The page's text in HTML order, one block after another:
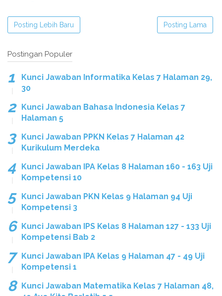
Posting Lebih Baru Posting Lama
Postingan Populer
Kunci Jawaban Informatika Kelas 7 Halaman 29,
30
Kunci Jawaban Bahasa Indonesia Kelas 7
Halaman 5
Kunci Jawaban PPKN Kelas 7 Halaman 42
Kurikulum Merdeka
Kunci Jawaban IPA Kelas 8 Halaman 160 - 163 Uji
Kompetensi 10
Kunci Jawaban PKN Kelas 9 Halaman 94 Uji
Kompetensi 3
Kunci Jawaban IPS Kelas 8 Halaman 127 - 133 Uji
Kompetensi Bab 2
Kunci Jawaban IPA Kelas 9 Halaman 47 - 49 Uji
Kompetensi 1
Kunci Jawaban Matematika Kelas 7 Halaman 48,